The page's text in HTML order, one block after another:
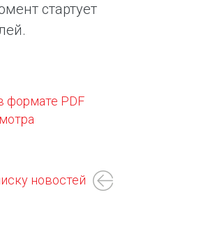
стартует
формате PDF
новостей